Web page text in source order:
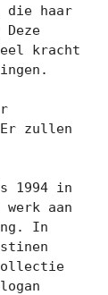
die haar
kracht
zullen
1994 in
aan
In